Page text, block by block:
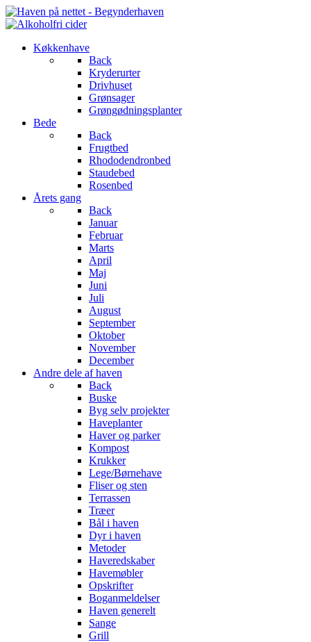
Køkkenhave
Back
Kryderurter
Drivhuset
Grønsager
Grøngødningsplanter
Bede
Back
Frugtbed
Rhododendronbed
Staudebed
Rosenbed
Årets gang
Back
Januar
Februar
Marts
April
Maj
Juni
Juli
August
September
Oktober
November
December
Andre dele af haven
Back
Buske
Byg selv projekter
Haveplanter
Haver og parker
Kompost
Krukker
Lege/Børnehave
Fliser og sten
Terrassen
Træer
Bål i haven
Dyr i haven
Metoder
Haveredskaber
Havemøbler
Opskrifter
Boganmeldelser
Haven generelt
Sange
Grill